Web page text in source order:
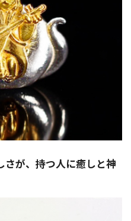
さが、持つ人に癒しと神